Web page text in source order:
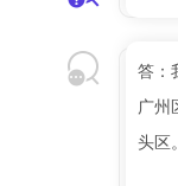
答：
广州
头区。